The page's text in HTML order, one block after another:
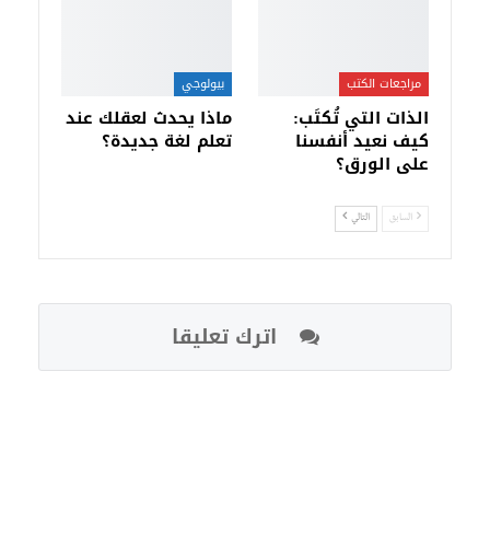
مراجعات الكتب
الذات التي تُكتَب:
كيف نعيد أنفسنا
على الورق؟
بيولوجي
ماذا يحدث لعقلك عند
تعلم لغة جديدة؟
السابق التالي
اترك تعليقا